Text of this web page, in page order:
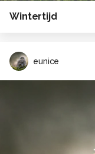
Wintertijd
eunice